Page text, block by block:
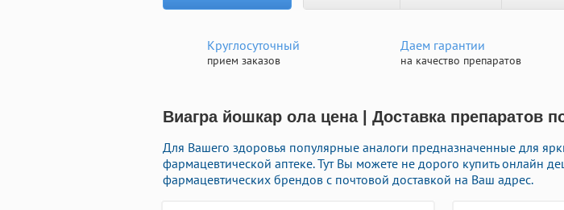
Круглосуточный
прием заказов
Даем гарантии
на качество препаратов
Виагра йошкар ола цена | Доставка препаратов
Для Вашего здоровья популярные аналоги предназначенные для
фармацевтической аптеке. Тут Вы можете не дорого купить онлайн
фармацевтических брендов с почтовой доставкой на Ваш адрес.